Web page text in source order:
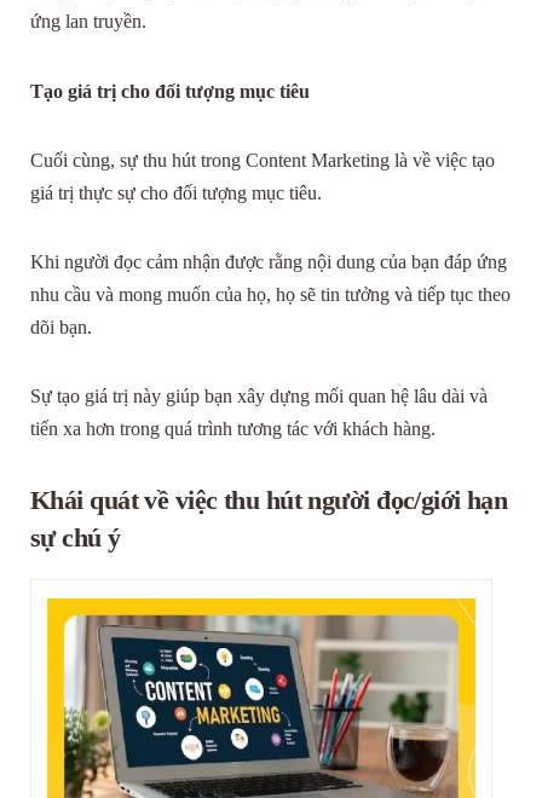
ứng lan truyền.
Tạo giá trị cho đối tượng mục tiêu
Cuối cùng, sự thu hút trong Content Marketing là về việc tạo
giá trị thực sự cho đối tượng mục tiêu.
Khi người đọc cảm nhận được rằng nội dung của bạn đáp ứng
nhu cầu và mong muốn của họ, họ sẽ tin tưởng và tiếp tục theo
dõi bạn.
Sự tạo giá trị này giúp bạn xây dựng mối quan hệ lâu dài và
tiến xa hơn trong quá trình tương tác với khách hàng.
Khái quát về việc thu hút người đọc/giới hạn
sự chú ý